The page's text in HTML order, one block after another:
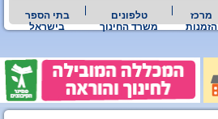
מרכז
הזמנות
טלפונים
משרד החינוך
בתי הספר
בישראל